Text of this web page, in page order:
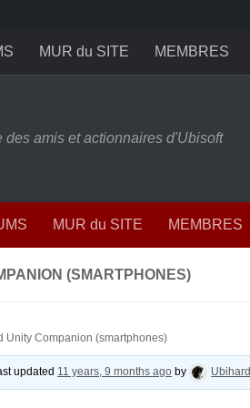
MUR du SITE MEMBRES
amis et actionnaires d'Ubisoft
MUR du SITE MEMBRES
(SMARTPHONES)
Unity Companion (smartphones)
updated 11 years, 9 months ago by Ubihard